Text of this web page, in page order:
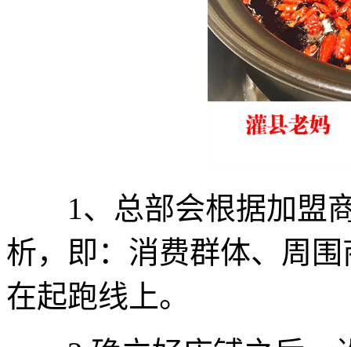
1、总部会根据加盟商
析，即：消费群体、周
在起跑线上。